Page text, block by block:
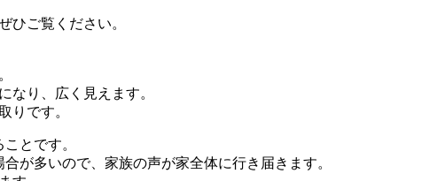
ひご覧ください。
なり、広く見えます。
りです。
とです。
が多いので、家族の声が家全体に行き届きます。